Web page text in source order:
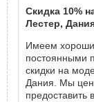
Скидка 10%
Лестер,
Имеем
постоянными
скидки на
Дания. Мы
предоставить